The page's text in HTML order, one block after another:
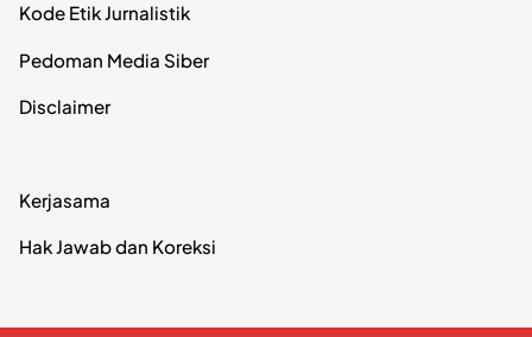
Kode Etik Jurnalistik
Pedoman Media Siber
Disclaimer
Kerjasama
Hak Jawab dan Koreksi